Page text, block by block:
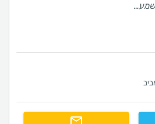
הגעתי לדר ענבל לאחר ששמעתי המלצות רבות. הפגישה איתו הייתה מקצועית ומדויקת הוא שיקף לי בדיוק את התהליך והיה קשוב מאד לרצונות שלי . התוצאה יצאה יפה יותר מהמצופה, הבחירה הכי נכונה שיכולתי לעשות!